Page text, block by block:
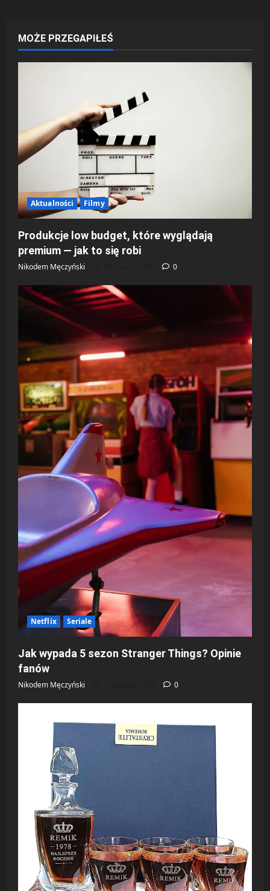
MOŻE PRZEGAPIŁEŚ
Aktualności Filmy
Produkcje low budget, które wyglądają
premium — jak to się robi
Nikodem Męczyński 0
Netflix Seriale
Jak wypada 5 sezon Stranger Things? Opinie
fanów
Nikodem Męczyński 0